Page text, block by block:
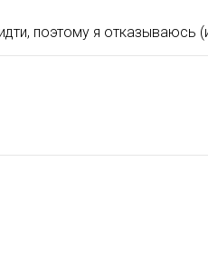
поэтому я отказываюсь